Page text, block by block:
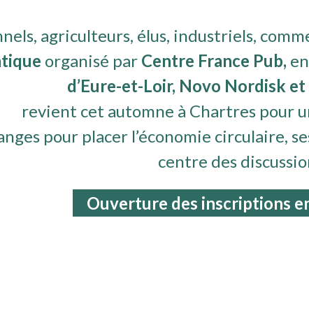
agriculteurs, élus, industriels,
organisé par Centre France Pub,
d’Eure-et-Loir, Novo Nordisk
revient cet automne à Chartres pour
pour placer l’économie circulaire,
centre des
Ouverture des inscriptions